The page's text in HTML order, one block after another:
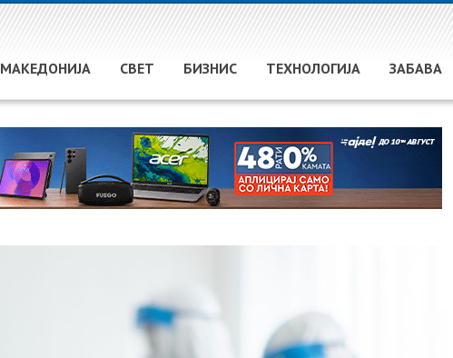
МАКЕДОНИЈА СВЕТ БИЗНИС ТЕХНОЛОГИЈА ЗАБАВА